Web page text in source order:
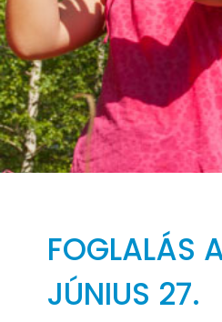
FOGLALÁS
JÚNIUS 27.